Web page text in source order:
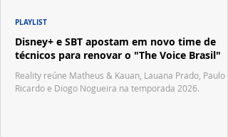
Disney+ e SBT apostam em novo time de
técnicos para renovar o "The Voice Brasil"
Reality reúne Matheus & Kauan, Lauana Prado, Paulo
Ricardo e Diogo Nogueira na temporada 2026.
PLAYLIST